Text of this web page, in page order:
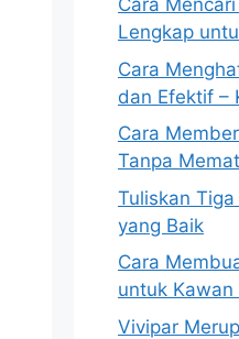
Cara
Lengkap
Cara
dan Efektif –
Cara
Tanpa
Tuliskan
yang Baik
Cara
untuk Kawan
Vivipar